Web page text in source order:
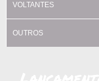
VOLTANTES
OUTROS